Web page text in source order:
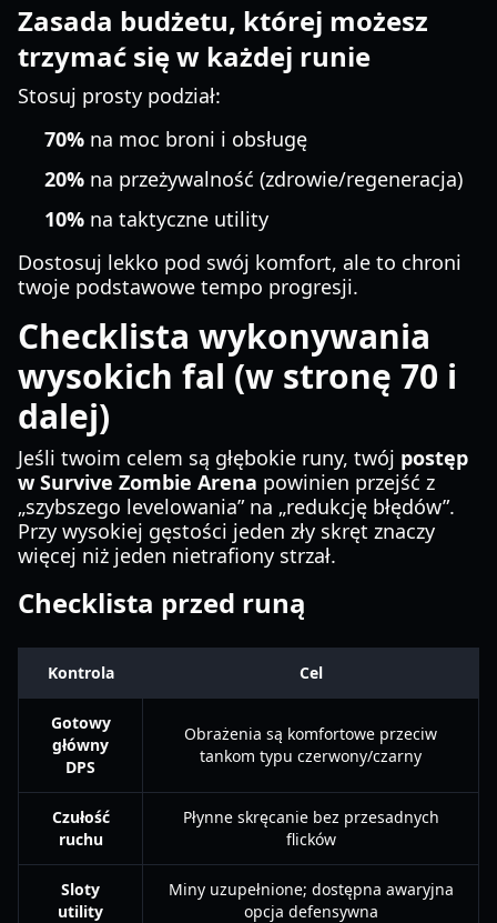
Zasada budżetu, której możesz
trzymać się w każdej runie
Stosuj prosty podział:
70% na moc broni i obsługę
20% na przeżywalność (zdrowie/regeneracja)
10% na taktyczne utility
Dostosuj lekko pod swój komfort, ale to chroni
twoje podstawowe tempo progresji.
Checklista wykonywania
wysokich fal (w stronę 70 i
dalej)
Jeśli twoim celem są głębokie runy, twój postęp
w Survive Zombie Arena powinien przejść z
„szybszego levelowania” na „redukcję błędów”.
Przy wysokiej gęstości jeden zły skręt znaczy
więcej niż jeden nietrafiony strzał.
Checklista przed runą
Kontrola Cel
Gotowy
główny
DPS
Obrażenia są komfortowe przeciw
tankom typu czerwony/czarny
Czułość
ruchu
Płynne skręcanie bez przesadnych
flicków
Sloty
utility
Miny uzupełnione; dostępna awaryjna
opcja defensywna